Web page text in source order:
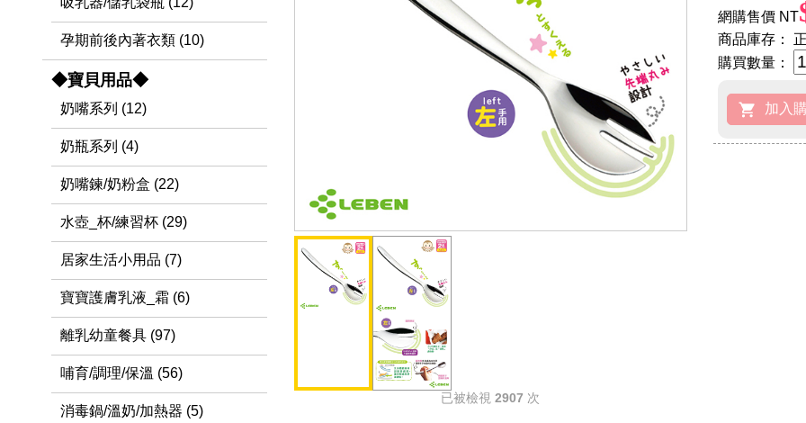
已被檢視2907 次
網購售價 NT
商品庫存：
購買數量：
孕期前後內著衣類 (10)
◆寶貝用品◆
奶嘴系列 (12)
奶瓶系列 (4)
奶嘴鍊/奶粉盒 (22)
水壺_杯/練習杯 (29)
居家生活小用品 (7)
寶寶護膚乳液_霜 (6)
離乳幼童餐具 (97)
哺育/調理/保溫 (56)
消毒鍋/溫奶/加熱器 (5)